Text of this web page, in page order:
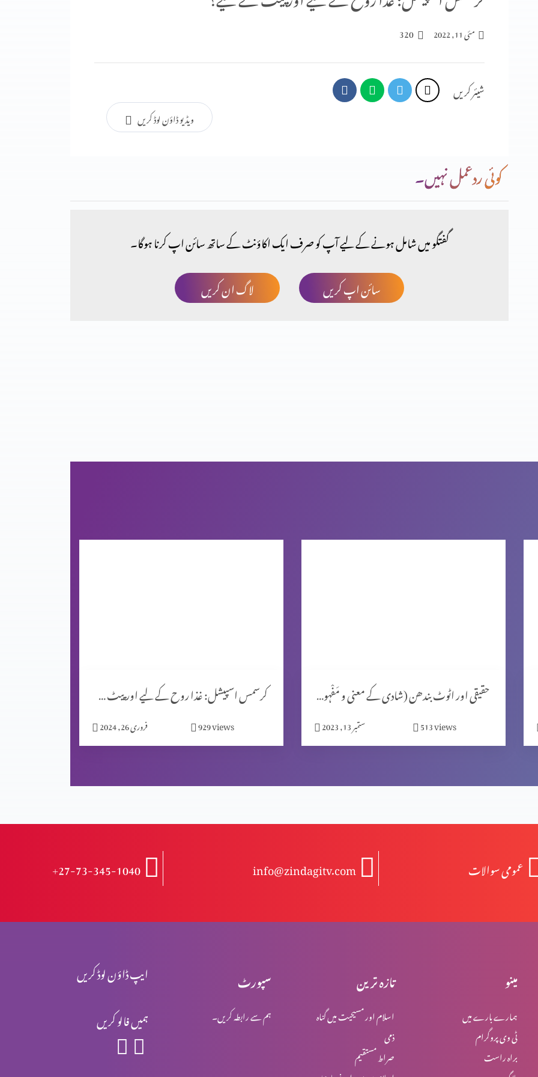
مئی 11, 2022 320
شیئر کریں
ویڈیو ڈاؤن لوڈ کریں
کوئی ردعمل نہیں۔
گفتگو میں شامل ہونے کے لیے آپ کو صرف ایک اکاؤنٹ کے ساتھ سائن اپ کرنا ہوگا۔
لاگ ان کریں
سائن اپ کریں
کرسمس اسپیشل: غذا روح کے لیے اور پیٹ کے لیے؟
فروری 26, 2024 929views
حقیقی اور اٹوٹ بندھن (شادی کے معنی و مَفْہوم) حصہ 1
ستمبر 13, 2023 513views
+27-73-345-1040 info@zindagitv.com عمومی سوالات
ایپ ڈاؤن لوڈ کریں
ہمیں فالو کریں
سپورٹ
ہم سے رابطہ کریں۔
تازہ ترین
اسلام اور مسیحیت میں گناہ
ذمی
صراط مستقیم
مینو
ہمارے بارے میں
ٹی وی پروگرام
براہ راست